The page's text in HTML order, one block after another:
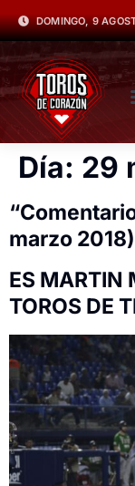
DOMINGO, 9
Día: 29
marzo 2018)
ES MARTIN
TOROS DE